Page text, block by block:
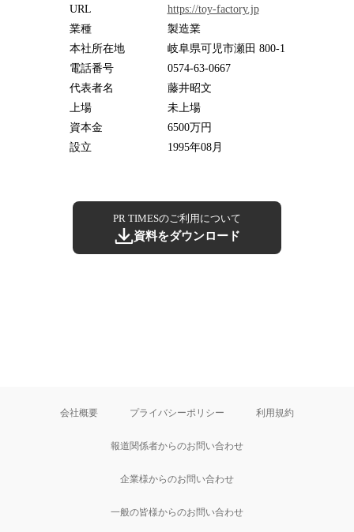
URL
https://toy-factory.jp
業種
製造業
本社所在地
岐阜県可児市瀬田 800-1
電話番号
0574-63-0667
代表者名
藤井昭文
上場
未上場
資本金
6500万円
設立
1995年08月
PR TIMESのご利用について
資料をダウンロード
会社概要 プライバシーポリシー 利用規約
報道関係者からのお問い合わせ
企業様からのお問い合わせ
一般の皆様からのお問い合わせ